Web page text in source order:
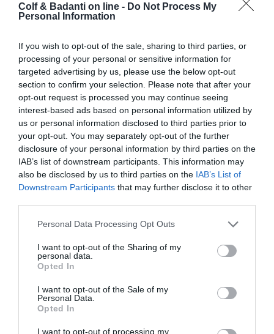
Colf & Badanti on line - Do Not Process My
Personal Information
If you wish to opt-out of the sale, sharing to third parties, or
processing of your personal or sensitive information for
targeted advertising by us, please use the below opt-out
section to confirm your selection. Please note that after your
opt-out request is processed you may continue seeing
interest-based ads based on personal information utilized by
us or personal information disclosed to third parties prior to
your opt-out. You may separately opt-out of the further
disclosure of your personal information by third parties on the
IAB’s list of downstream participants. This information may
also be disclosed by us to third parties on the IAB’s List of
Downstream Participants that may further disclose it to other
Personal Data Processing Opt Outs
I want to opt-out of the Sharing of my
personal data.
Opted In
I want to opt-out of the Sale of my
Personal Data.
Opted In
I want to opt-out of processing my
La prestazione di lavoro effettuata da
familiari o
soggetti legati da vincoli di affinità si presume